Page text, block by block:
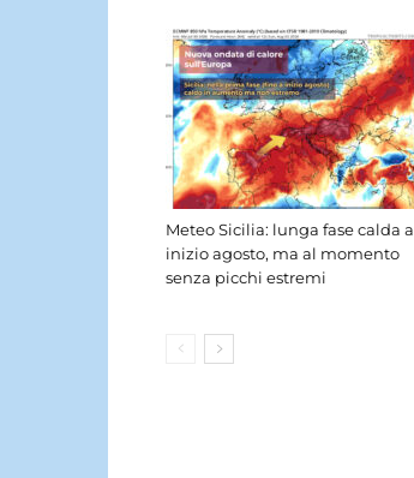
Meteo Sicilia: lunga fase calda a
inizio agosto, ma al momento
senza picchi estremi